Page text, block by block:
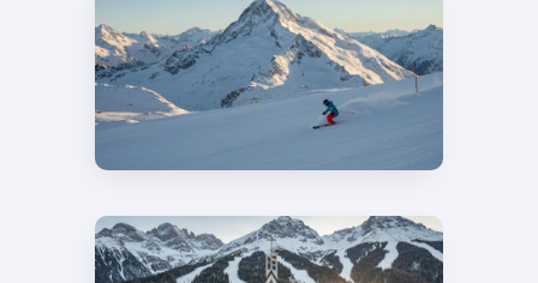
Alpe d’Huez Grand
Domaine : 250km de
pistes, 2200m de